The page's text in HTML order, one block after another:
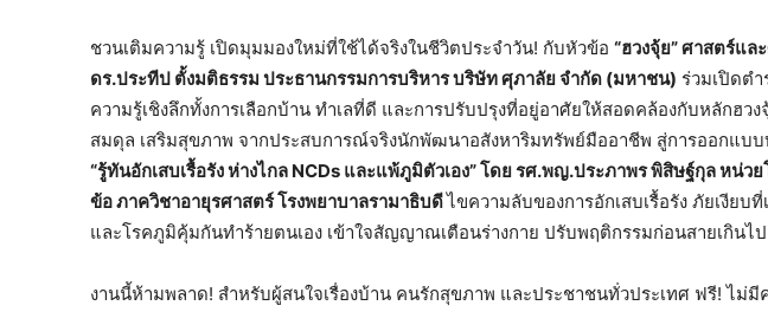
ชวนเติมความรู้ เปิดมุมมองใหม่ที่ใช้ได้จริงในชีวิตประจำวัน! กับหัวข้อ “ฮวงจุ้ย” ศาสตร์แ
ดร.ประทีป ตั้งมติธรรม ประธานกรรมการบริหาร บริษัท ศุภาลัย จำกัด (มหาชน) ร่วมเปิดต
ความรู้เชิงลึกทั้งการเลือกบ้าน ทำเลที่ดี และการปรับปรุงที่อยู่อาศัยให้สอดคล้องกับหลักฮวง
สมดุล เสริมสุขภาพ จากประสบการณ์จริงนักพัฒนาอสังหาริมทรัพย์มืออาชีพ สู่การออกแบ
“รู้ทันอักเสบเรื้อรัง ห่างไกล NCDs และแพ้ภูมิตัวเอง” โดย รศ.พญ.ประภาพร พิสิษฐ์กุล หน่
ข้อ ภาควิชาอายุรศาสตร์ โรงพยาบาลรามาธิบดีไขความลับของการอักเสบเรื้อรัง ภัยเงียบ
และโรคภูมิคุ้มกันทำร้ายตนเอง เข้าใจสัญญาณเตือนร่างกาย ปรับพฤติกรรมก่อนสายเกินไป
งานนี้ห้ามพลาด! สำหรับผู้สนใจเรื่องบ้าน คนรักสุขภาพ และประชาชนทั่วประเทศ ฟรี! ไม่มี